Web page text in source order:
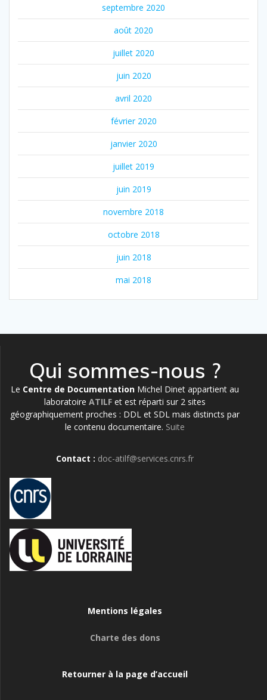
septembre 2020
août 2020
juillet 2020
juin 2020
avril 2020
février 2020
janvier 2020
juillet 2019
juin 2019
novembre 2018
octobre 2018
juin 2018
mai 2018
Qui sommes-nous ?
Le Centre de Documentation Michel Dinet appartient au
laboratoire ATILF et est réparti sur 2 sites
géographiquement proches : DDL et SDL mais distincts par
le contenu documentaire. Suite
Contact : doc-atilf@services.cnrs.fr
Mentions légales
Charte des dons
Retourner à la page d’accueil